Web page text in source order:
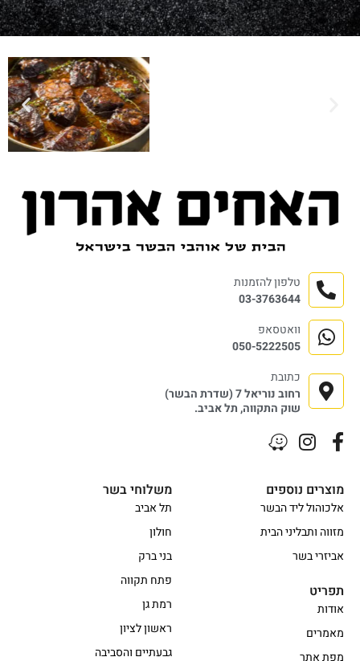
משלוחי בשר
תל אביב
חולון
בני ברק
פתח תקווה
רמת גן
ראשון לציון
גבעתיים והסביבה
מוצרים נוספים
אלכוהול ליד הבשר
מזווה ותבליני הבית
אביזרי בשר
תפריט
אודות
מאמרים
מפת אתר
טלפון להזמנות
03-3763644
וואטסאפ
050-5222505
כתובת
רחוב נוריאל 7 (שדרת הבשר)
שוק התקווה, תל אביב.